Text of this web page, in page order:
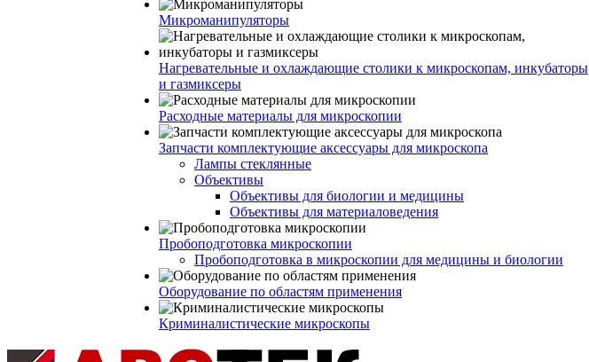
Микроманипуляторы
Нагревательные и охлаждающие столики к микроскопам, инкубаторы
и газмиксеры
Расходные материалы для микроскопии
Запчасти комплектующие аксессуары для микроскопа
Лампы стеклянные
Объективы
Объективы для биологии и медицины
Объективы для материаловедения
Пробоподготовка микроскопии
Пробоподготовка в микроскопии для медицины и биологии
Оборудование по областям применения
Криминалистические микроскопы